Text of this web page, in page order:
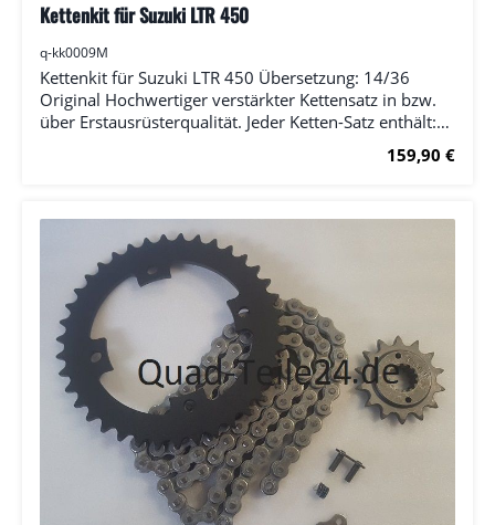
Durchschnittliche Bewertung von 0 von 5 Sternen
Kettenkit für Suzuki LTR 450
q-kk0009M
Kettenkit für Suzuki LTR 450 Übersetzung: 14/36
Original Hochwertiger verstärkter Kettensatz in bzw.
über Erstausrüsterqualität. Jeder Ketten-Satz enthält:
Kettenschloss Bitte wählen Sie die Anzahl der Zähne
Regulärer
159,90 €